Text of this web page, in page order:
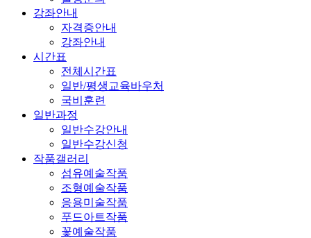
강좌안내
자격증안내
강좌안내
시간표
전체시간표
일반/평생교육바우처
국비훈련
일반과정
일반수강안내
일반수강신청
작품갤러리
섬유예술작품
조형예술작품
응용미술작품
푸드아트작품
꽃예술작품